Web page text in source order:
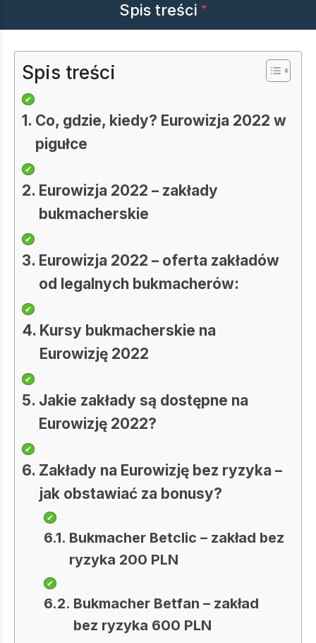
Spis treści
Spis treści
Co, gdzie, kiedy? Eurowizja 2022 w
pigułce
Eurowizja 2022 – zakłady
bukmacherskie
Eurowizja 2022 – oferta zakładów
od legalnych bukmacherów:
Kursy bukmacherskie na
Eurowizję 2022
Jakie zakłady są dostępne na
Eurowizję 2022?
Zakłady na Eurowizję bez ryzyka –
jak obstawiać za bonusy?
Bukmacher Betclic – zakład bez
ryzyka 200 PLN
Bukmacher Betfan – zakład
bez ryzyka 600 PLN